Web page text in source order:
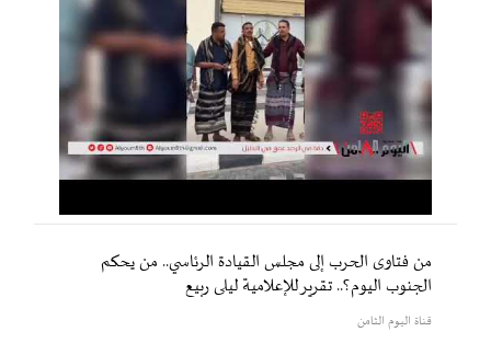
من فتاوى الحرب إلى مجلس القيادة الرئاسي.. من يحكم
الجنوب اليوم؟.. تقرير للإعلامية ليلى ربيع
قناة اليوم الثامن